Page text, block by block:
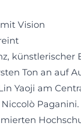
Vision
Ton an auf
Yaoji am